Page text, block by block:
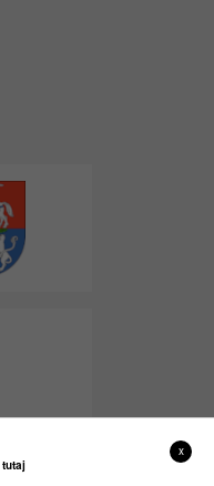
x
tutaj